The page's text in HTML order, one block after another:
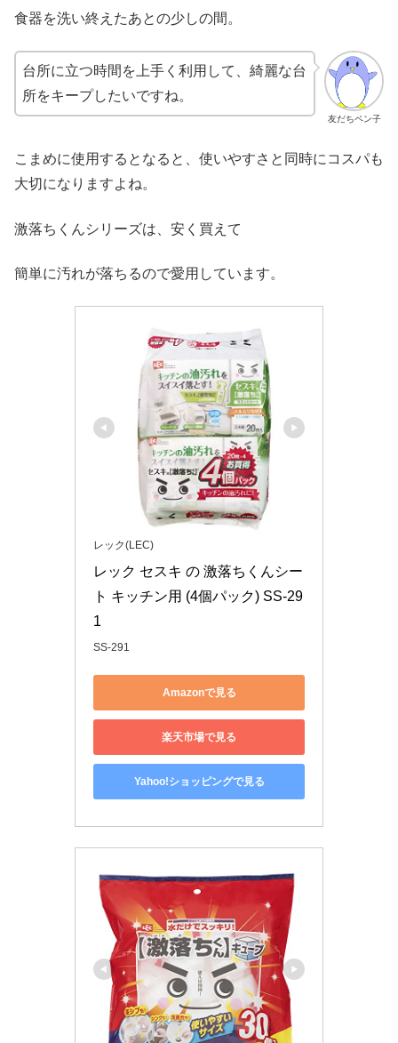
食器を洗い終えたあとの少しの間。
友だちペン子
台所に立つ時間を上手く利用して、綺麗な台
所をキープしたいですね。
こまめに使用するとなると、使いやすさと同時にコスパも
大切になりますよね。
激落ちくんシリーズは、安く買えて
簡単に汚れが落ちるので愛用しています。
レック(LEC)
レック セスキ の 激落ちくんシー
ト キッチン用 (4個パック) SS-29
1
SS-291
Amazonで見る
楽天市場で見る
Yahoo!ショッピングで見る